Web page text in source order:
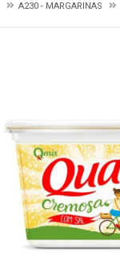
A230 - MARGARINAS